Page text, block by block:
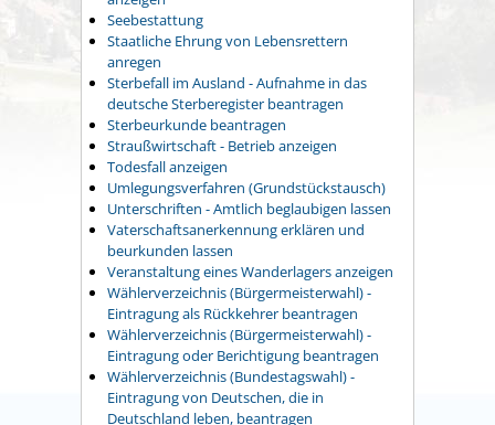
Seebestattung
Staatliche Ehrung von Lebensrettern
anregen
Sterbefall im Ausland - Aufnahme in das
deutsche Sterberegister beantragen
Sterbeurkunde beantragen
Straußwirtschaft - Betrieb anzeigen
Todesfall anzeigen
Umlegungsverfahren (Grundstückstausch)
Unterschriften - Amtlich beglaubigen lassen
Vaterschaftsanerkennung erklären und
beurkunden lassen
Veranstaltung eines Wanderlagers anzeigen
Wählerverzeichnis (Bürgermeisterwahl) -
Eintragung als Rückkehrer beantragen
Wählerverzeichnis (Bürgermeisterwahl) -
Eintragung oder Berichtigung beantragen
Wählerverzeichnis (Bundestagswahl) -
Eintragung von Deutschen, die in
Deutschland leben, beantragen